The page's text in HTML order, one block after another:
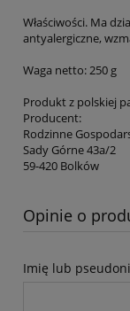
Właściwości. Ma
antyalergiczne,
Waga netto: 250 g
Produkt z polskiej
Producent:
Rodzinne
Sady Górne 43a/2
59-420 Bolków
Opinie o
Imię lub